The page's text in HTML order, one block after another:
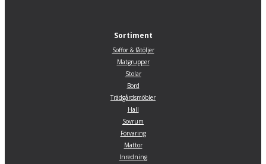
Sortiment
Soffor & fåtöljer
Matgrupper
Stolar
Bord
Trädgårdsmöbler
Hall
Sovrum
Förvaring
Mattor
Inredning